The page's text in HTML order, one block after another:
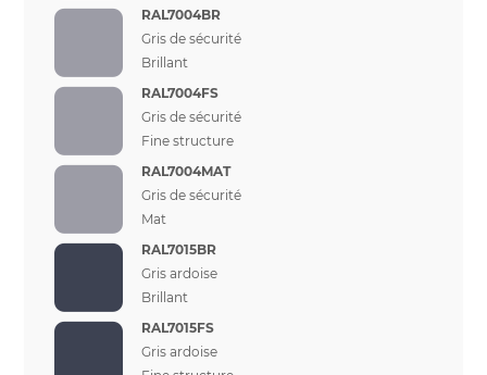
RAL7004BR
Gris de sécurité
Brillant
RAL7004FS
Gris de sécurité
Fine structure
RAL7004MAT
Gris de sécurité
Mat
RAL7015BR
Gris ardoise
Brillant
RAL7015FS
Gris ardoise